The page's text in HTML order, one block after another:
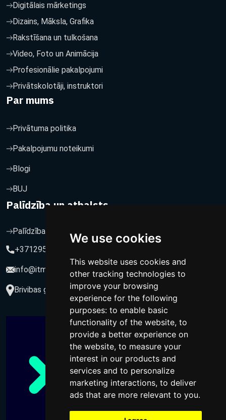
We use cookies
This website uses cookies and
other tracking technologies to
improve your browsing
experience for the following
purposes: to enable basic
functionality of the website, to
provide a better experience on
the website, to measure your
interest in our products and
services and to personalize
marketing interactions, to deliver
ads that are more relevant to you.
Digitālais mārketings
Dizains, Māksla, Grafika
Rakstīšana un tulkošana
Video, Foto un Animācija
Profesionālie pakalpojumi
Privātskolotāji, instruktori
Par mums
Privātuma politika
Pakalpojumu noteikumi
Blogi
BUJ
Palīdzība un atbalsts
Palīdzība un atbalsts
+37129564547
info@itmarketing.lv
Brivibas gatve 234-77, LV-1039, Riga, Latvia